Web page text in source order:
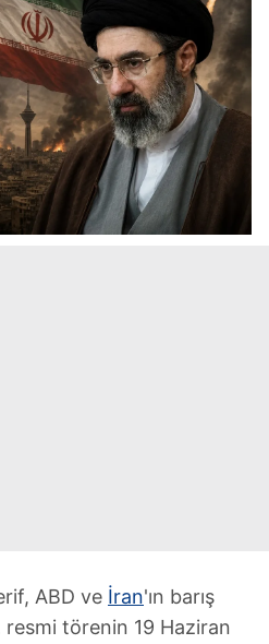
ABD ve İran'ın barış
resmi törenin 19 Haziran